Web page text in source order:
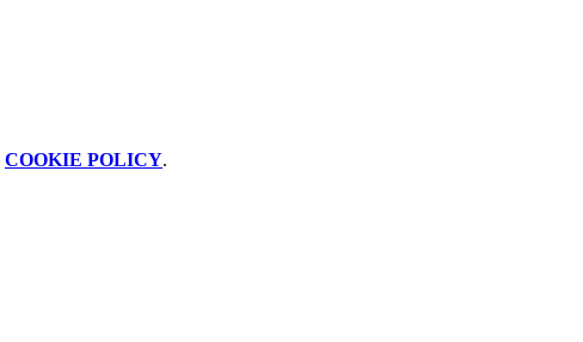
COOKIE POLICY.